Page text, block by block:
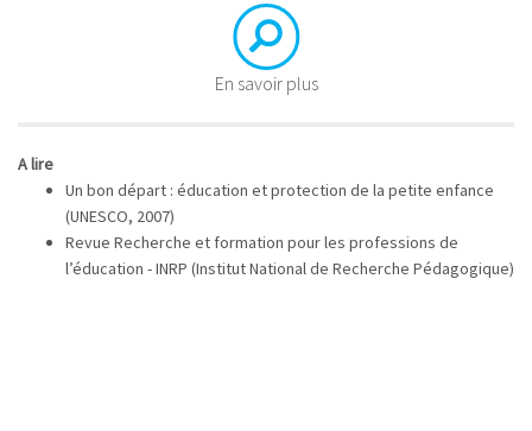
En savoir plus
A lire
Un bon départ : éducation et protection de la petite enfance
(UNESCO, 2007)
Revue Recherche et formation pour les professions de
l’éducation - INRP (Institut National de Recherche Pédagogique)